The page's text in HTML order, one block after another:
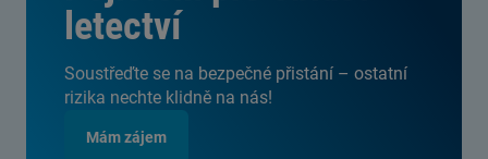
letectví
Soustřeďte se na bezpečné přistání – ostatní
rizika nechte klidně na nás!
Mám zájem